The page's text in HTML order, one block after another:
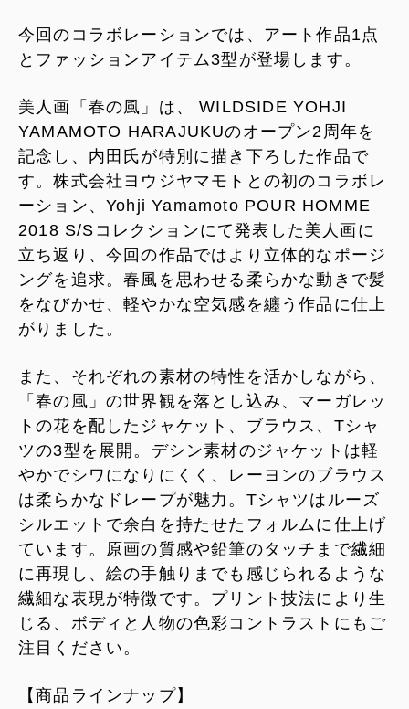
今回のコラボレーションでは、アート作品1点
とファッションアイテム3型が登場します。
美人画「春の風」は、 WILDSIDE YOHJI
YAMAMOTO HARAJUKUのオープン2周年を
記念し、内田氏が特別に描き下ろした作品で
す。株式会社ヨウジヤマモトとの初のコラボレ
ーション、Yohji Yamamoto POUR HOMME
2018 S/Sコレクションにて発表した美人画に
立ち返り、今回の作品ではより立体的なポージ
ングを追求。春風を思わせる柔らかな動きで髪
をなびかせ、軽やかな空気感を纏う作品に仕上
がりました。
また、それぞれの素材の特性を活かしながら、
「春の風」の世界観を落とし込み、マーガレッ
トの花を配したジャケット、ブラウス、Tシャ
ツの3型を展開。デシン素材のジャケットは軽
やかでシワになりにくく、レーヨンのブラウス
は柔らかなドレープが魅力。Tシャツはルーズ
シルエットで余白を持たせたフォルムに仕上げ
ています。原画の質感や鉛筆のタッチまで繊細
に再現し、絵の手触りまでも感じられるような
繊細な表現が特徴です。プリント技法により生
じる、ボディと人物の色彩コントラストにもご
注目ください。
【商品ラインナップ】